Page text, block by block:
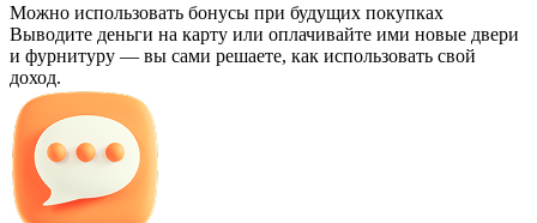
Можно использовать бонусы при будущих покупках
Выводите деньги на карту или оплачивайте ими новые двери
и фурнитуру — вы сами решаете, как использовать свой
доход.